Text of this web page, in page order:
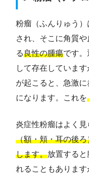
粉瘤（ふんりゅう
され、そこに角質
る良性の腫瘍です。
して存在していま
が起こると、急激
になります。これを
炎症性粉瘤はよく
（額・頬・耳の後
します。放置する
れることもありま